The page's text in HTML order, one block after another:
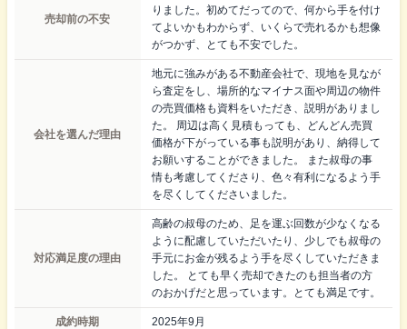
売却前の不安
りました。初めてだってので、何から手を付け
てよいかもわからず、いくらで売れるかも想像
がつかず、とても不安でした。
会社を選んだ理由
地元に強みがある不動産会社で、現地を見なが
ら査定をし、場所的なマイナス面や周辺の物件
の売買価格も資料をいただき、説明がありまし
た。 周辺は高く見積もっても、どんどん売買
価格が下がっている事も説明があり、納得して
お願いすることができました。 また叔母の事
情も考慮してくださり、色々有利になるよう手
を尽くしてくださいました。
対応満足度の理由
高齢の叔母のため、足を運ぶ回数が少なくなる
ように配慮していただいたり、少しでも叔母の
手元にお金が残るよう手を尽くしていただきま
した。 とても早く売却できたのも担当者の方
のおかげだと思っています。とても満足です。
成約時期 2025年9月